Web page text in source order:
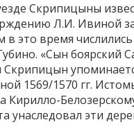
Скрипицыны
Л.И. Ивиной
это время числились
«Сын боярский
1569/1570 гг.
Кирилло-
унаследовал эти